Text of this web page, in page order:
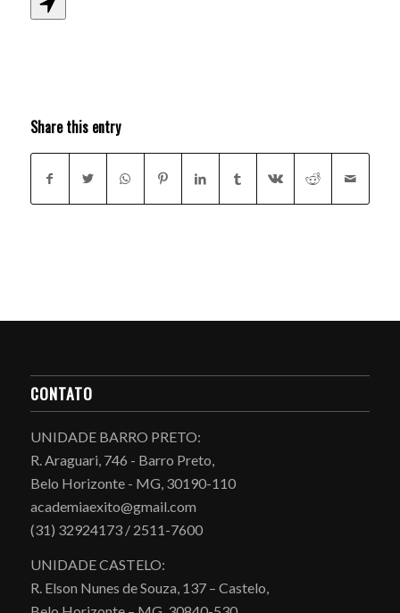
Share this entry
CONTATO
UNIDADE BARRO PRETO:
R. Araguari, 746 - Barro Preto,
Belo Horizonte - MG, 30190-110
academiaexito@gmail.com
(31) 32924173 / 2511-7600
UNIDADE CASTELO:
R. Elson Nunes de Souza, 137 – Castelo,